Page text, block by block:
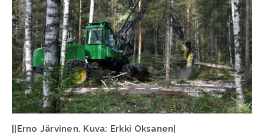
||Erno Järvinen. Kuva: Erkki Oksanen|